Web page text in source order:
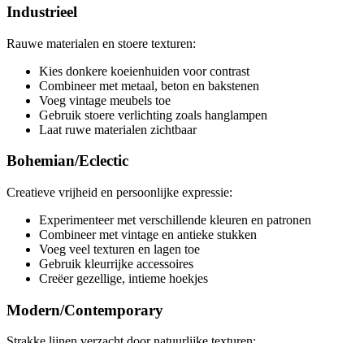
Industrieel
Rauwe materialen en stoere texturen:
Kies donkere koeienhuiden voor contrast
Combineer met metaal, beton en bakstenen
Voeg vintage meubels toe
Gebruik stoere verlichting zoals hanglampen
Laat ruwe materialen zichtbaar
Bohemian/Eclectic
Creatieve vrijheid en persoonlijke expressie:
Experimenteer met verschillende kleuren en patronen
Combineer met vintage en antieke stukken
Voeg veel texturen en lagen toe
Gebruik kleurrijke accessoires
Creëer gezellige, intieme hoekjes
Modern/Contemporary